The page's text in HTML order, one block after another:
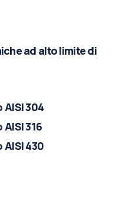
ad alto limite di
304
316
430